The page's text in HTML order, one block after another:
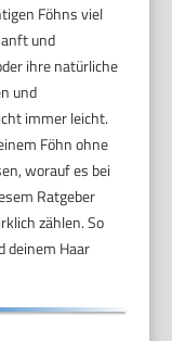
Föhns viel
und
ihre natürliche
und
immer leicht.
Föhn ohne
worauf es bei
Ratgeber
zählen. So
deinem Haar